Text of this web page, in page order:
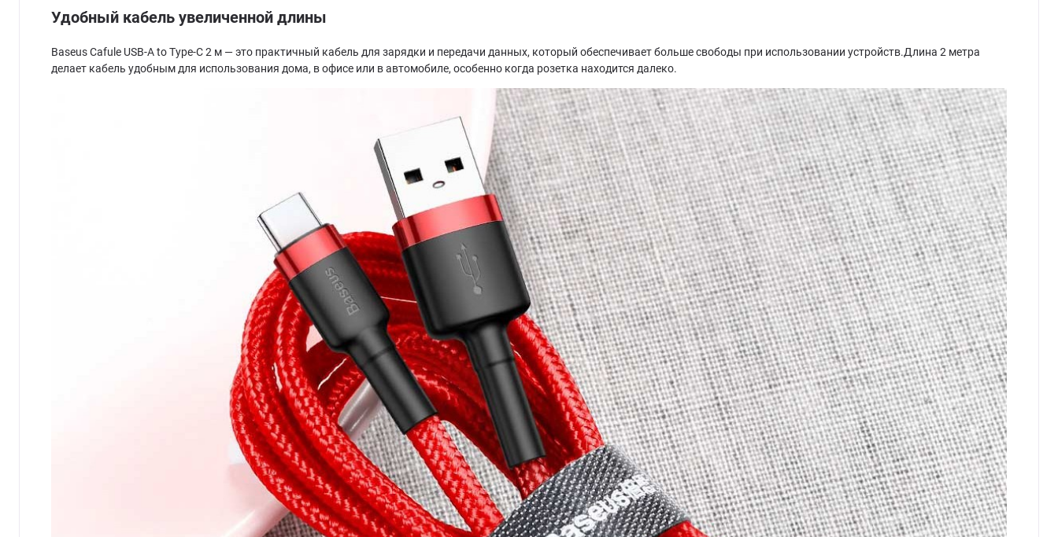
Удобный кабель увеличенной длины
Baseus Cafule USB-A to Type-C 2 м — это практичный кабель для зарядки и передачи данных, который обеспечивает больше свободы при использовании устройств.Длина 2 метра
делает кабель удобным для использования дома, в офисе или в автомобиле, особенно когда розетка находится далеко.